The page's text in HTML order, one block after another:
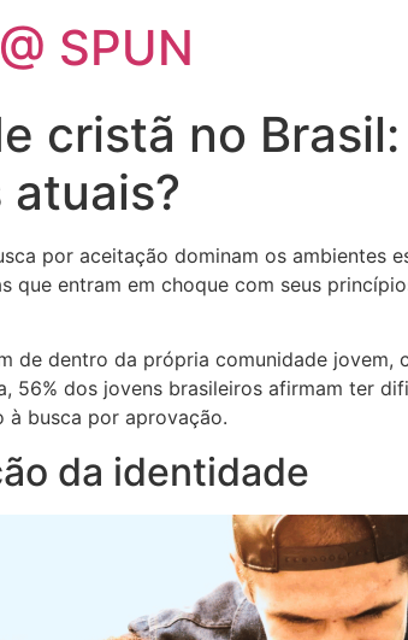
SPUN
cristã no
atuais?
por aceitação dominam os ambientes
que entram em choque com seus
de dentro da própria comunidade
56% dos jovens brasileiros afirmam ter
à busca por aprovação.
da identidade